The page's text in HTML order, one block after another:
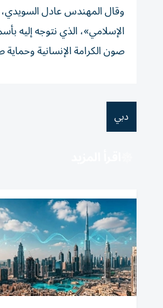
وقال المهندس عادل
الإسلامي»، الذي نتوجه إليه
صون الكرامة الإنسانية
دبي